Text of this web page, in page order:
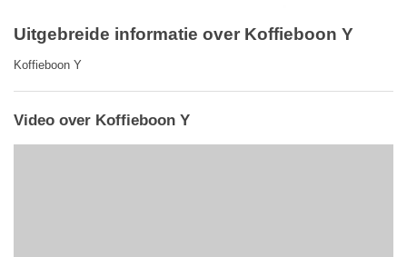
Uitgebreide informatie over Koffieboon Y
Koffieboon Y
Video over Koffieboon Y